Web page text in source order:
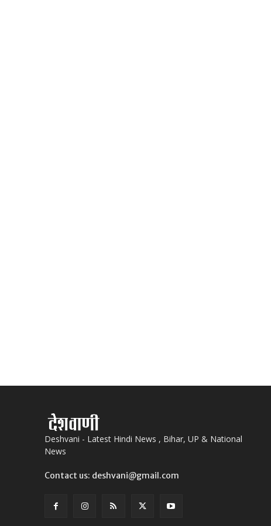
Deshvani - Latest Hindi News , Bihar, UP & National
News
Contact us: deshvani@gmail.com